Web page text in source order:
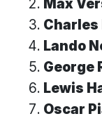
Max
Charles
Lando
George
Lewis
Oscar